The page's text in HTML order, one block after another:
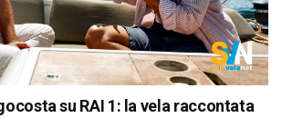
su RAI 1: la vela raccontata